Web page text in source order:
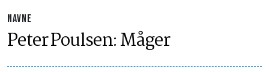
NAVNE
Peter Poulsen: Måger